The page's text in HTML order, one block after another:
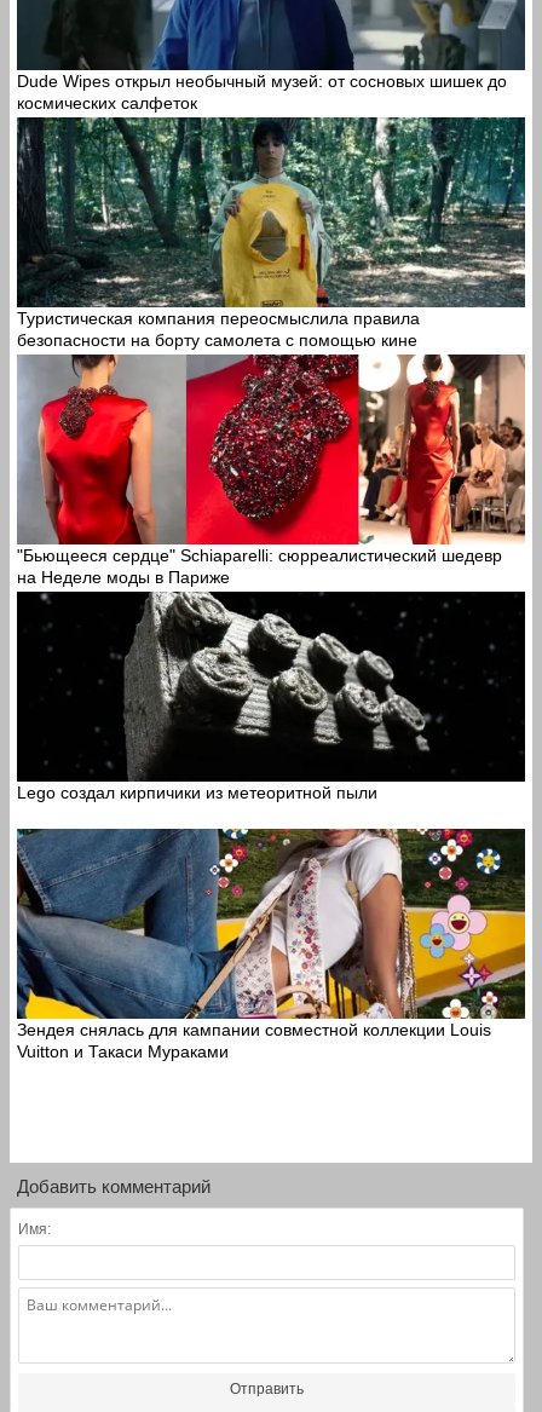
Dude Wipes открыл необычный музей: от сосновых шишек до
космических салфеток
Туристическая компания переосмыслила правила
безопасности на борту самолета с помощью кине
"Бьющееся сердце" Schiaparelli: сюрреалистический шедевр
на Неделе моды в Париже
Lego создал кирпичики из метеоритной пыли
Зендея снялась для кампании совместной коллекции Louis
Vuitton и Такаси Мураками
Добавить комментарий
Имя:
Отправить